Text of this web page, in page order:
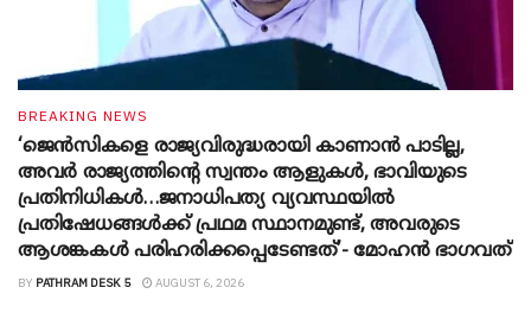
BREAKING NEWS
‘ജെൻസികളെ രാജ്യവിരുദ്ധരായി കാണാൻ പാടില്ല,
അവർ രാജ്യത്തിന്റെ സ്വന്തം ആളുകൾ, ഭാവിയുടെ
പ്രതിനിധികൾ…ജനാധിപത്യ വ്യവസ്ഥയിൽ
പ്രതിഷേധങ്ങൾക്ക് പ്രഥമ സ്ഥാനമുണ്ട്, അവരുടെ
ആശങ്കകൾ പരിഹരിക്കപ്പെടേണ്ടത്’- മോഹൻ ഭാ​ഗവത്
BY PATHRAM DESK 5 AUGUST 6, 2026